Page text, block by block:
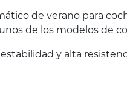
de verano para
de los modelos de
y alta